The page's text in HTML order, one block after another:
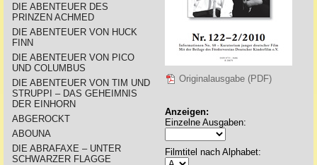
DIE ABENTEUER DES
PRINZEN ACHMED
DIE ABENTEUER VON HUCK
FINN
DIE ABENTEUER VON PICO
UND COLUMBUS
DIE ABENTEUER VON TIM UND
STRUPPI – DAS GEHEIMNIS
DER EINHORN
ABGEROCKT
ABOUNA
DIE ABRAFAXE – UNTER
SCHWARZER FLAGGE
Originalausgabe (PDF)
Anzeigen:
Einzelne Ausgaben:
Filmtitel nach Alphabet: